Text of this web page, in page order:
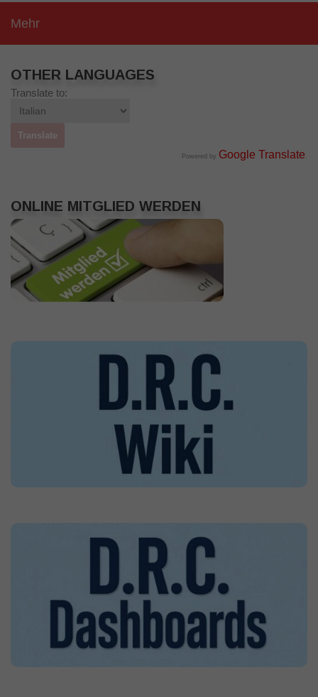
Mehr
OTHER LANGUAGES
Translate to:
Powered by Google Translate
ONLINE MITGLIED WERDEN